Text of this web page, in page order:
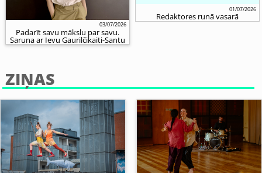
03/07/2026
Padarīt savu mākslu par savu.
Saruna ar Ievu Gaurilčikaiti-Santu
01/07/2026
Redaktores runā vasarā
ZIŅAS